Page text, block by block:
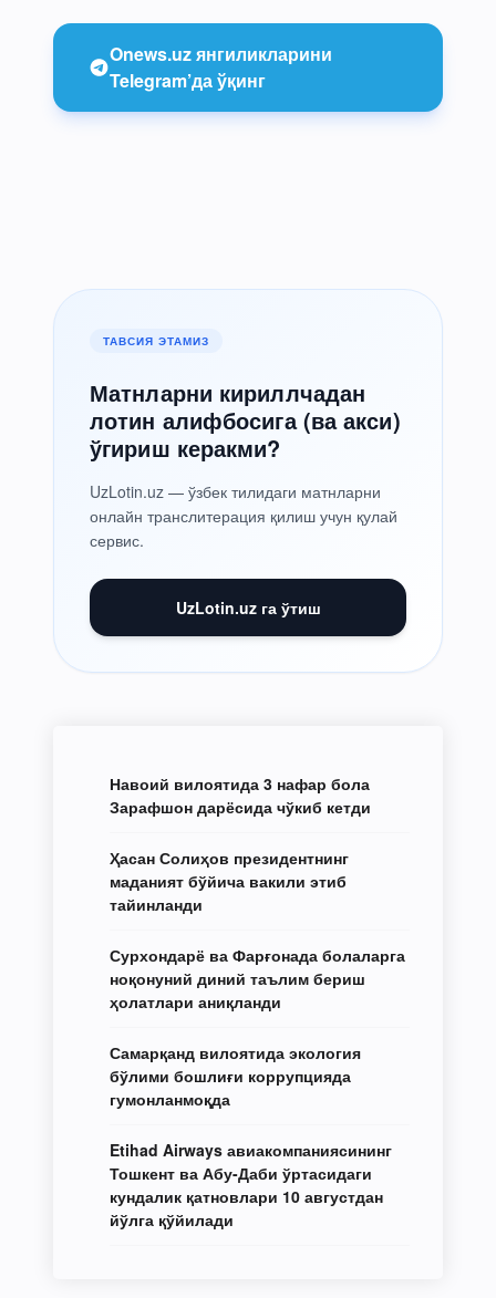
Onews.uz янгиликларини
Telegram’да ўқинг
ТАВСИЯ ЭТАМИЗ
Матнларни кириллчадан
лотин алифбосига (ва акси)
ўгириш керакми?
UzLotin.uz — ўзбек тилидаги матнларни
онлайн транслитерация қилиш учун қулай
сервис.
UzLotin.uz га ўтиш
Навоий вилоятида 3 нафар бола
Зарафшон дарёсида чўкиб кетди
Ҳасан Солиҳов президентнинг
маданият бўйича вакили этиб
тайинланди
Сурхондарё ва Фарғонада болаларга
ноқонуний диний таълим бериш
ҳолатлари аниқланди
Самарқанд вилоятида экология
бўлими бошлиғи коррупцияда
гумонланмоқда
Etihad Airways авиакомпаниясининг
Тошкент ва Абу-Даби ўртасидаги
кундалик қатновлари 10 августдан
йўлга қўйилади